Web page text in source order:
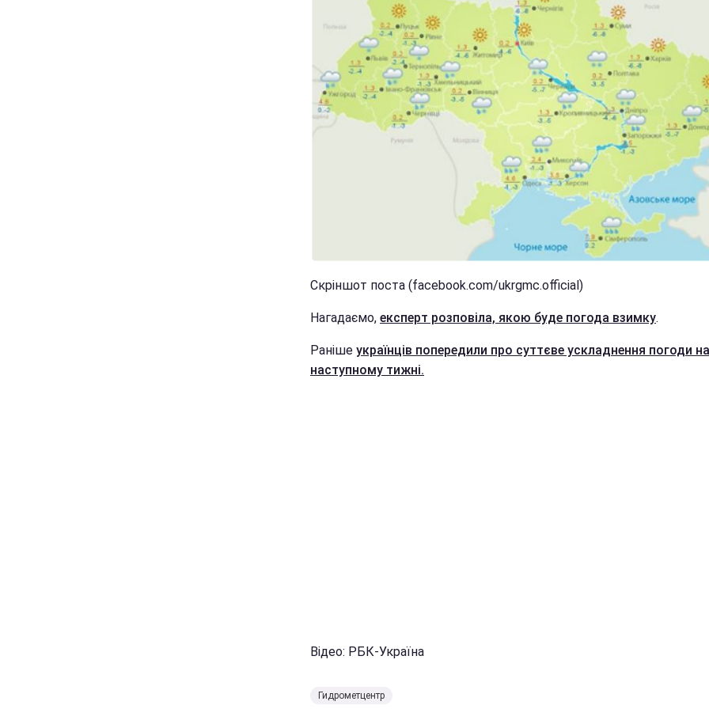
Скріншот поста (facebook.com/ukrgmc.official)
Нагадаємо, експерт розповіла, якою буде погода взимку.
Раніше українців попередили про суттєве ускладнення погоди на
наступному тижні.
Відео: РБК-Україна
Гидрометцентр